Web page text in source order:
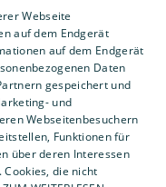
benötigen wir
Sie in unserer
Webseite
auf dem Endgerät
auf dem Endgerät
Daten
gespeichert und
und
Webseitenbesuchern
Funktionen für
über deren Interessen
die nicht